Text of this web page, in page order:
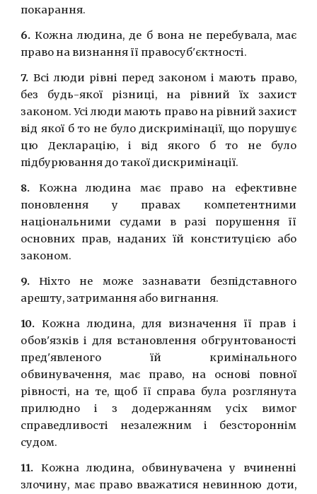
покарання.
6.Кожна людина, де б вона не перебувала, має
право на визнання її правосуб'єктностi.
7. Всi люди рiвнi перед законом i мають право,
без будь-якої рiзницi, на рiвний їх захист
законом. Усi люди мають право на рiвний захист
вiд якої б то не було дискримiнацiї, що порушує
цю Декларацiю, i вiд якого б то не було
пiдбурювання до такої дискримiнацiї.
8. Кожна людина має право на ефективне
поновлення у правах компетентними
нацiональними судами в разi порушення її
основних прав, наданих їй конституцiєю або
законом.
9.Нiхто не може зазнавати безпiдставного
арешту, затримання або вигнання.
10.Кожна людина, для визначення її прав i
обов'язкiв i для встановлення обгрунтованостi
пред'явленого їй кримiнального
обвинувачення, має право, на основi повної
рiвностi, на те, щоб її справа була розглянута
прилюдно i з додержанням усiх вимог
справедливостi незалежним i безстороннiм
судом.
11. Кожна людина, обвинувачена у вчиненнi
злочину, має право вважатися невинною доти,